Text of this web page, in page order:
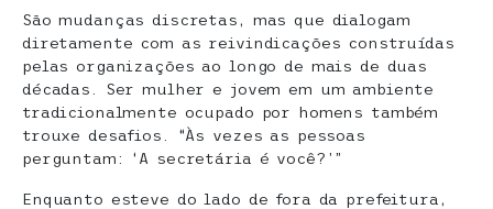
São mudanças discretas, mas que dialogam
diretamente com as reivindicações construídas
pelas organizações ao longo de mais de duas
décadas. Ser mulher e jovem em um ambiente
tradicionalmente ocupado por homens também
trouxe desafios. “Às vezes as pessoas
perguntam: ‘A secretária é você?’”
Enquanto esteve do lado de fora da prefeitura,